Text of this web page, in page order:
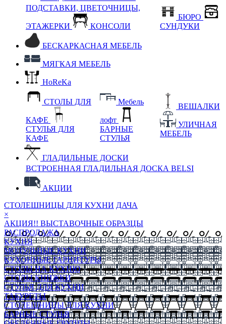
ПОДСТАВКИ, ЦВЕТОЧНИЦЫ,
ЭТАЖЕРКИ КОНСОЛИ
БЮРО
СУНДУКИ
БЕСКАРКАСНАЯ МЕБЕЛЬ
МЯГКАЯ МЕБЕЛЬ
HoReKa
СТОЛЫ ДЛЯ
КАФЕ
СТУЛЬЯ ДЛЯ
КАФЕ
Мебель
лофт
БАРНЫЕ
СТУЛЬЯ
ВЕШАЛКИ
УЛИЧНАЯ
МЕБЕЛЬ
ГЛАДИЛЬНЫЕ ДОСКИ
ВСТРОЕННАЯ ГЛАДИЛЬНАЯ ДОСКА BELSI
АКЦИИ
СТОЛЕШНИЦЫ ДЛЯ КУХНИ ДАЧА
×
АКЦИЯ!! ВЫСТАВОЧНЫЕ ОБРАЗЦЫ
РАСПРОДАЖА
КУХНЯ
МОДУЛЬНЫЕ КУХНИ
КУХОННЫЕ ГАРНИТУРЫ
СТОЛЫ НА КУХНЮ
СТОЛЫ КНИЖКИ
СТУЛЬЯ ДЛЯ КУХНИ
ТАБУРЕТЫ
СТОЛЕШНИЦЫ ДЛЯ КУХНИ
БАРНЫЕ СТУЛЬЯ